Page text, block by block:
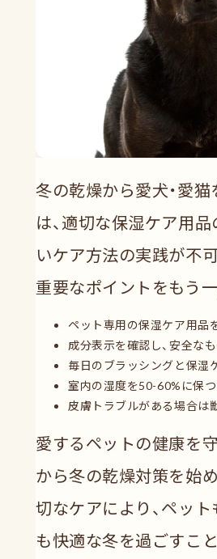
冬の乾燥から愛犬・愛
は、適切な保湿ケア用
いケア方法の実践が不可
重要なポイントをもう
ペット専用の保湿ケア用品
成分表示を確認し、安全な
毎日のブラッシングと保湿
室内の湿度を50-60%に保つ
皮膚トラブルがある場合は
愛するペットの健康を
から冬の乾燥対策を始
切なケアにより、ペッ
も快適な冬を過ごすこ